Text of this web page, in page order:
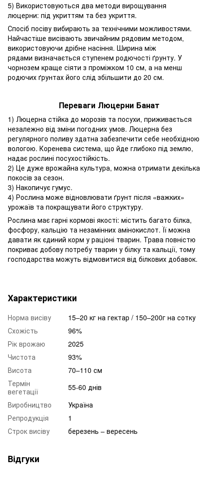
5) Використовуються два методи вирощування
люцерни: під укриттям та без укриття.
Спосіб посіву вибирають за технічними можливостями.
Найчастіше висівають звичайним рядовим методом,
використовуючи дрібне насіння. Ширина між
рядами визначається ступенем родючості ґрунту. У
чорнозем краще сіяти з проміжком 10 см, а на менш
родючих ґрунтах його слід збільшити до 20 см.
Переваги Люцерни Банат
​​​1) Люцерна стійка до морозів та посухи, приживається
незалежно від зміни погодних умов. Люцерна без
регулярного поливу здатна забезпечити себе необхідною
вологою. Коренева система, що йде глибоко під землю,
надає рослині посухостійкість.
2) Це дуже врожайна культура, можна отримати декілька
покосів за сезон.
3) Накопичує гумус.
4) Рослина може відновлювати ґрунт після «важких»
урожаїв та покращувати його структуру.
Рослина має гарні кормові якості: містить багато білка,
фосфору, кальцію та незамінних амінокислот. Її можна
давати як єдиний корм у раціоні тварин. Трава повністю
покриває добову потребу тварин у білку та кальції, тому
господарства можуть відмовитися від білкових добавок.
Характеристики
Норма висіву
15–20 кг на гектар / 150–200г на сотку
Схожість
96%
Рік врожаю
2025
Чистота
93%
Висота
70–110 см
Термін
вегетації
55-60 днів
Виробництво
Україна
Репродукція
1
Строк висіву
березень – вересень
Відгуки